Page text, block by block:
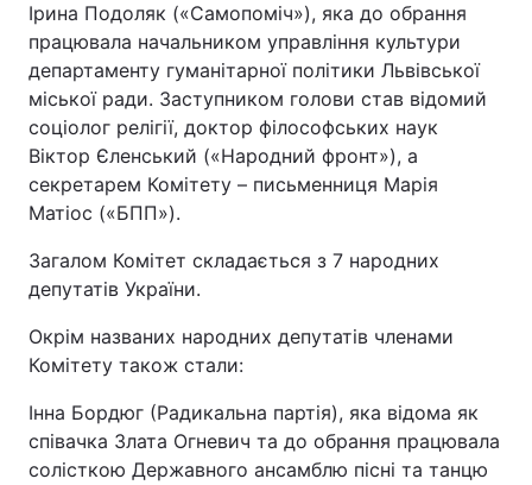
Архів Вакансії
Контакти
Послуги
Тема оформлення
Ірина Подоляк («Самопоміч»), яка до обрання
працювала начальником управління культури
департаменту гуманітарної політики Львівської
міської ради. Заступником голови став відомий
соціолог релігії, доктор філософських наук
Віктор Єленський («Народний фронт»), а
секретарем Комітету – письменниця Марія
Матіос («БПП»).
Загалом Комітет складається з 7 народних
депутатів України.
Окрім названих народних депутатів членами
Комітету також стали:
Інна Бордюг (Радикальна партія), яка відома як
співачка Злата Огневич та до обрання працювала
солісткою Державного ансамблю пісні та танцю